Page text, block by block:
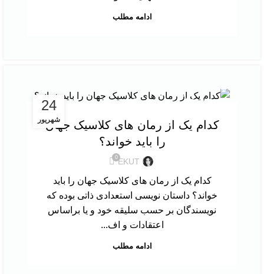
ادامه مطلب
24
شهریور
معرفی کتاب ,نقد و بررسی کتاب
کدام یک از رمان های کلاسیک جهان
را باید خواند؟
EKUT
0
کدام یک از رمان های کلاسیک جهان را باید
خواند؟ داستان نویسی استعدادی ذاتی بوده که
نویسندگان بر حسب سلیقه خود و یا براساس
اعتقادات و اف...
ادامه مطلب